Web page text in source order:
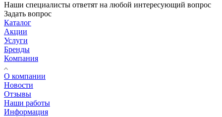
Наши специалисты ответят на любой интересующий вопрос
Задать вопрос
Каталог
Акции
Услуги
Бренды
Компания
О компании
Новости
Отзывы
Наши работы
Информация